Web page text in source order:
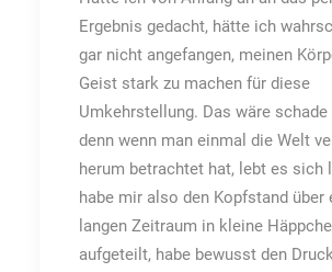
Ergebnis gedacht, hätte ich
gar nicht angefangen, meinen
Geist stark zu machen für diese
Umkehrstellung. Das wäre schade
denn wenn man einmal die Welt
herum betrachtet hat, lebt es sich
habe mir also den Kopfstand über
langen Zeitraum in kleine
aufgeteilt, habe bewusst den